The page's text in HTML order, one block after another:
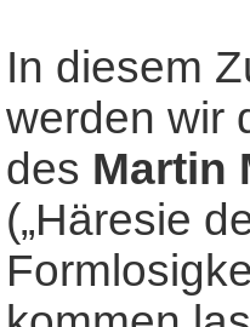
In diesem
werden wir
des Martin
(„Häresie